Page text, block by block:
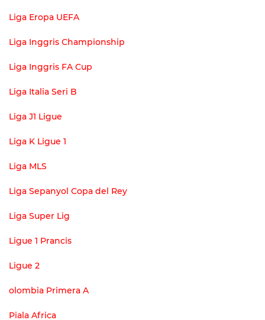
Liga Eropa UEFA
Liga Inggris Championship
Liga Inggris FA Cup
Liga Italia Seri B
Liga J1 Ligue
Liga K Ligue 1
Liga MLS
Liga Sepanyol Copa del Rey
Liga Super Lig
Ligue 1 Prancis
Ligue 2
olombia Primera A
Piala Africa